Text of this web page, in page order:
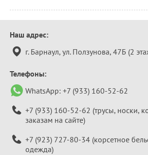
Контактная
информация
Наш адрес:
г. Барнаул, ул. Ползунова, 47Б (2
Телефоны:
WhatsApp: +7 (933) 160-52-62
+7 (933) 160-52-62 (трусы, носки,
заказам на сайте)
+7 (923) 727-80-34 (корсетное
одежда)